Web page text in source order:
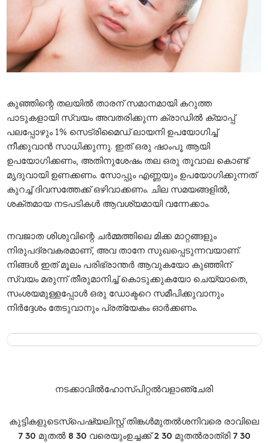
കുഞ്ഞിന്റെ തലയിൽ താരന് സമാനമായി കറുത്ത
പാടുകളായി സ്വയം അവതരിക്കുന്ന ക്രാഡിൽ ക്യാപ്പ്
പലപ്പോഴും 1% സെട്രിമൈഡ് ലായനി ഉപയോഗിച്ച്
നീക്കുവാൻ സാധിക്കുന്നു. ഇത് ഒരു ഷാംപൂ ആയി
ഉപയോഗിക്കണം, അതിനുശേഷം തല ഒരു തൂവാല കൊണ്ട്
മൃദുവായി ഉണക്കണം. സോപ്പും എണ്ണയും ഉപയോഗിക്കുന്നത്
കുറച്ച് ദിവസത്തേക്ക് ഒഴിവാക്കണം. ചില സമയങ്ങളിൽ,
ശക്തമായ നടപടികൾ ആവശ്യമായി വന്നേക്കാം.
നവജാത ശിശുവിന്റെ ചർമ്മത്തിലെ മിക്ക മാറ്റങ്ങളും
നിരുപദ്രവകരമാണ്, അവ താനേ സുഖപ്പെടുന്നവയാണ്.
നിങ്ങൾ ഇത് മൂലം പരിഭ്രാന്തർ ആവുകയോ കുഞ്ഞിന്
സ്വയം മരുന്ന് തീരുമാനിച്ച് കൊടുക്കുകയോ ചെയ്യാതെ,
സംശയമുള്ളപ്പോൾ ഒരു ഡോക്ടറെ സമീപിക്കുവാനും
നിർദ്ദേശം തേടുവാനും പ്രത്യേകം ഓർക്കണം.
നടക്കാവിൽഹോസ്പിറ്റൽവളാഞ്ചേരി
കുട്ടികളുടെസ്‌പെഷ്യലിസ്റ്റ് തിങ്കൾമുതൽശനിവരെ രാവിലെ
7 30 മുതൽ 8 30 വരെയുംഉച്ചക്ക് 2 30 മുതൽരാത്രി 7 30